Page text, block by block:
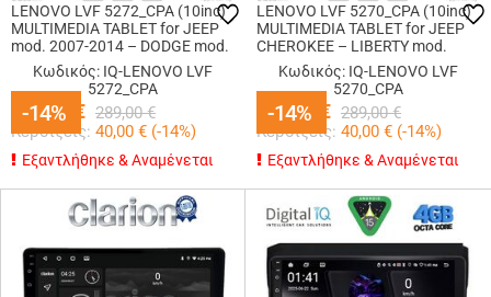
-14%
LENOVO LVF 5272_CPA (10inc)
MULTIMEDIA TABLET for JEEP
mod. 2007-2014 – DODGE mod.
2007-2014
Κωδικός: IQ-LENOVO LVF
5272_CPA
249,00 € 289,00 €
Κερδίζεις: 40,00 € (-14%)
-14%
Εξαντλήθηκε & Αναμένεται
-14%
LENOVO LVF 5270_CPA (10inc)
MULTIMEDIA TABLET for JEEP
CHEROKEE – LIBERTY mod.
2007-2014
Κωδικός: IQ-LENOVO LVF
5270_CPA
249,00 € 289,00 €
Κερδίζεις: 40,00 € (-14%)
-14%
Εξαντλήθηκε & Αναμένεται